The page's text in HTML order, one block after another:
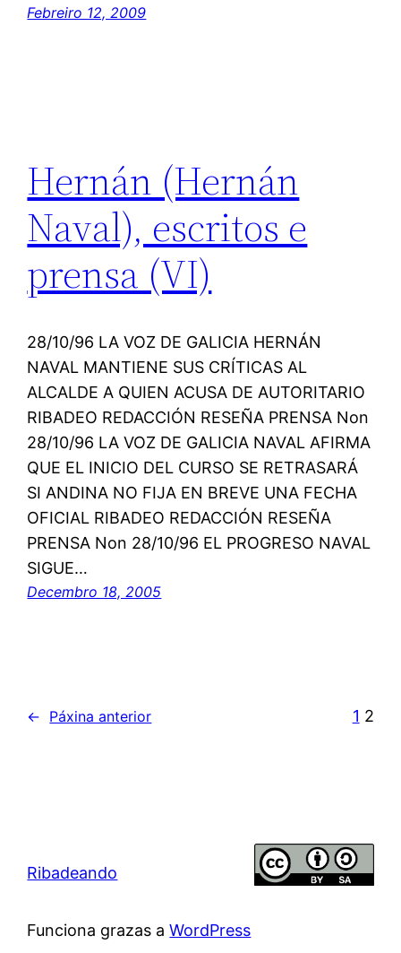
Febreiro 12, 2009
Hernán (Hernán
Naval), escritos e
prensa (VI)
28/10/96 LA VOZ DE GALICIA HERNÁN
NAVAL MANTIENE SUS CRÍTICAS AL
ALCALDE A QUIEN ACUSA DE AUTORITARIO
RIBADEO REDACCIÓN RESEÑA PRENSA Non
28/10/96 LA VOZ DE GALICIA NAVAL AFIRMA
QUE EL INICIO DEL CURSO SE RETRASARÁ
SI ANDINA NO FIJA EN BREVE UNA FECHA
OFICIAL RIBADEO REDACCIÓN RESEÑA
PRENSA Non 28/10/96 EL PROGRESO NAVAL
SIGUE…
Decembro 18, 2005
← Páxina anterior 1 2
Ribadeando
Funciona grazas aWordPress